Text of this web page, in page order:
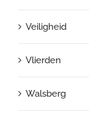
Veiligheid
Vlierden
Walsberg